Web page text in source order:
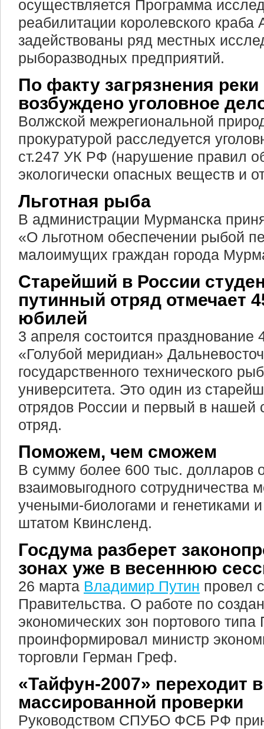
осуществляется Программа
реабилитации королевского краба
задействованы ряд местных
рыборазводных предприятий.
По факту загрязнения
возбуждено уголовное
Волжской межрегиональной
прокуратурой расследуется
ст.247 УК РФ (нарушение правил
экологически опасных веществ и
Льготная рыба
В администрации Мурманска
«О льготном обеспечении рыбой
малоимущих граждан города
Старейший в России
путинный отряд отмечает
юбилей
3 апреля состоится празднование
«Голубой меридиан»
государственного технического
университета. Это один из
отрядов России и первый в нашей
отряд.
Поможем, чем сможем
В сумму более 600 тыс. долларов
взаимовыгодного сотрудничества
учеными-биологами и генетиками
штатом Квинсленд.
Госдума разберет
зонах уже в весеннюю
26 марта Владимир Путин провел
Правительства. О работе по
экономических зон портового типа
проинформировал министр
торговли Герман Греф.
«Тайфун-2007» переходит
массированной проверки
Руководством СПУБО ФСБ РФ